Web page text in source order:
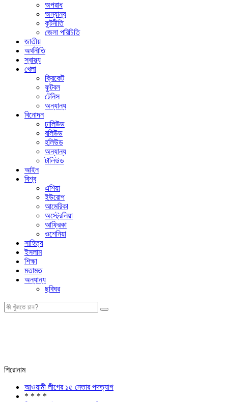
অপরাধ
অন্যান্য
কূটনীতি
জেলা পরিচিতি
জাতীয়
অর্থনীতি
স্বাস্থ্য
খেলা
ক্রিকেট
ফুটবল
টেনিস
অন্যান্য
বিনোদন
ঢালিউড
বলিউড
হলিউড
অন্যান্য
টালিউড
আইন
বিশ্ব
এশিয়া
ইউরোপ
আমেরিকা
অস্ট্রেলিয়া
আফ্রিকা
ওশেনিয়া
সাহিত্য
ইসলাম
শিক্ষা
মতামত
অন্যান্য
ছবিঘর
শিরোনাম
আওয়ামী লীগের ১৫ নেতার পদত্যাগ
* * * *